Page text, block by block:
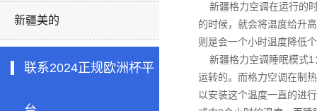
新疆美的
联系2024正规欧洲杯平
新疆格力空调在运行的
的时候，就会将温度给升
则是会一个小时温度降低
新疆格力空调 睡眠模式
运转的。而格力空调在制
以安装这个温度一直的进